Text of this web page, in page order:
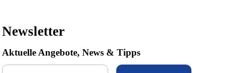
Newsletter
Aktuelle Angebote, News & Tipps